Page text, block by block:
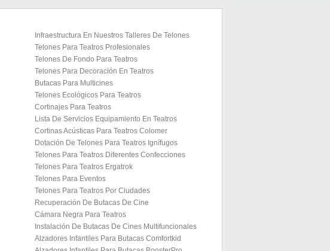
Infraestructura En Nuestros Talleres De Telones
Telones Para Teatros Profesionales
Telones De Fondo Para Teatros
Telones Para Decoración En Teatros
Butacas Para Multicines
Telones Ecológicos Para Teatros
Cortinajes Para Teatros
Lista De Servicios Equipamiento En Teatros
Cortinas Acústicas Para Teatros Colomer
Dotación De Telones Para Teatros Ignífugos
Telones Para Teatros Diferentes Confecciones
Telones Para Teatros Ergatrok
Telones Para Eventos
Telones Para Teatros Por Ciudades
Recuperación De Butacas De Cine
Cámara Negra Para Teatros
Instalación De Butacas De Cines Multifuncionales
Alzadores Infantiles Para Butacas Comfortkid